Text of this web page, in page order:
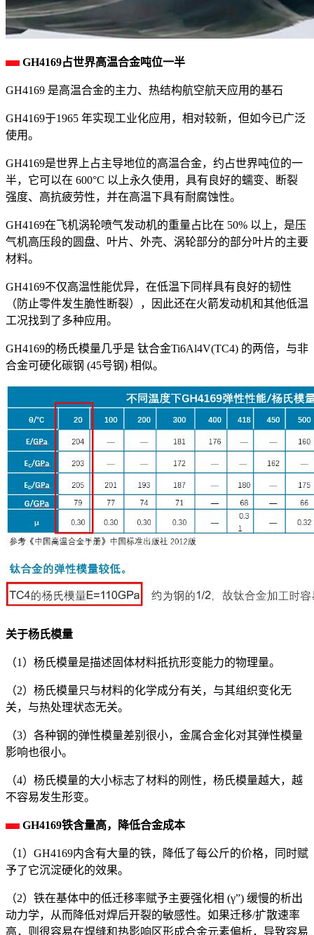
GH4169占世界高温合金吨位一半
GH4169 是高温合金的主力、热结构航空航天应用的基石
GH4169于1965 年实现工业化应用，相对较新，但如今已广泛
使用。
GH4169是世界上占主导地位的高温合金，约占世界吨位的一
半，它可以在 600°C 以上永久使用，具有良好的蠕变、断裂
强度、高抗疲劳性，并在高温下具有耐腐蚀性。
GH4169在飞机涡轮喷气发动机的重量占比在 50% 以上，是压
气机高压段的圆盘、叶片、外壳、涡轮部分的部分叶片的主要
材料。
GH4169不仅高温性能优异，在低温下同样具有良好的韧性
（防止零件发生脆性断裂），因此还在火箭发动机和其他低温
工况找到了多种应用。
GH4169的杨氏模量几乎是 钛合金Ti6Al4V(TC4) 的两倍，与非
合金可硬化碳钢 (45号钢) 相似。
关于杨氏模量
（1）杨氏模量是描述固体材料抵抗形变能力的物理量。
（2）杨氏模量只与材料的化学成分有关，与其组织变化无
关，与热处理状态无关。
（3）各种钢的弹性模量差别很小，金属合金化对其弹性模量
影响也很小。
（4）杨氏模量的大小标志了材料的刚性，杨氏模量越大，越
不容易发生形变。
GH4169铁含量高，降低合金成本
（1）GH4169内含有大量的铁，降低了每公斤的价格，同时赋
予了它沉淀硬化的效果。
（2）铁在基体中的低迁移率赋予主要强化相 (γ”) 缓慢的析出
动力学，从而降低对焊后开裂的敏感性。如果迁移/扩散速率
高，则很容易在焊缝和热影响区形成合金元素偏析，导致容易